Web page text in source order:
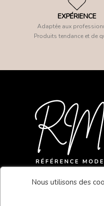
EXPÉRIENCE
Adaptée aux
Produits tendance et de
Nous utilisons des